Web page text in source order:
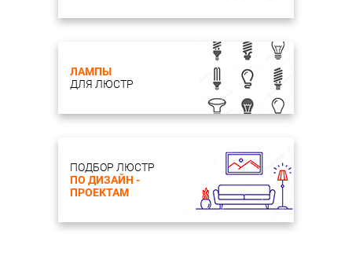
ЛАМПЫ
ДЛЯ ЛЮСТР
ПОДБОР ЛЮСТР
ПО ДИЗАЙН -
ПРОЕКТАМ